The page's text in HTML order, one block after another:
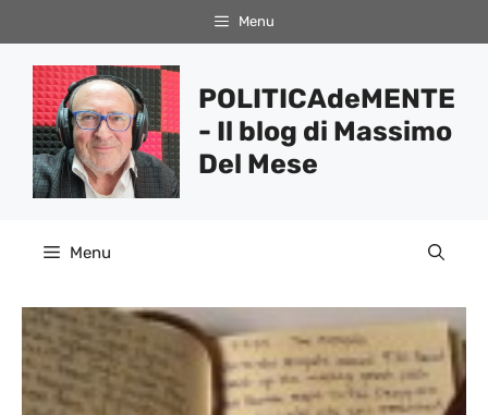
al
contenuto
Menu
POLITICAdeMENTE
- Il blog di Massimo
Del Mese
Menu